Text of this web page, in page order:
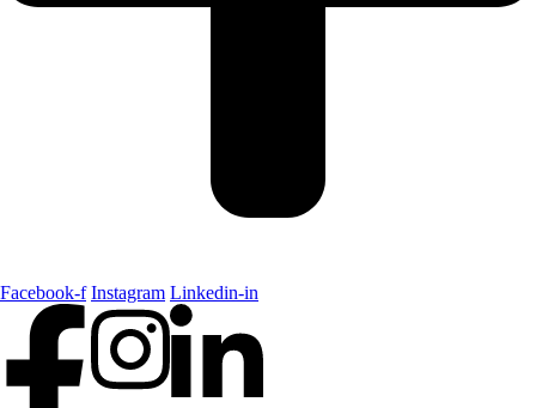
Facebook-f Instagram Linkedin-in